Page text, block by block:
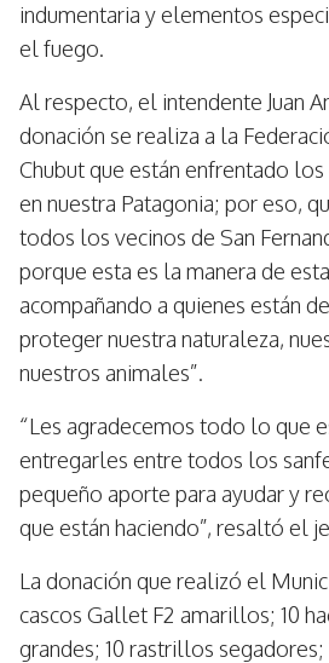
indumentaria y elementos
el fuego.
Al respecto, el intendente Juan
donación se realiza a la
Chubut que están enfrentado
en nuestra Patagonia; por eso,
todos los vecinos de San
porque esta es la manera de
acompañando a quienes están
proteger nuestra naturaleza,
nuestros animales”.
“Les agradecemos todo lo que
entregarles entre todos los
pequeño aporte para ayudar y
que están haciendo”, resaltó el
La donación que realizó el
cascos Gallet F2 amarillos; 10
grandes; 10 rastrillos segadores;